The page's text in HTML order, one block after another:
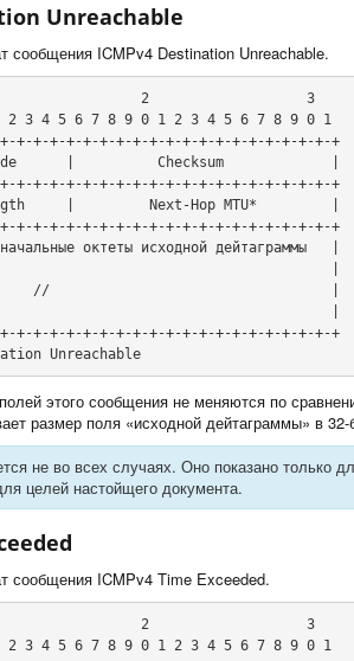
Unreachable
сообщения ICMPv4 Destination Unreachable.
+-+-+-+-+-+-+-+-+-+-+-+-+-+-+-+-+-+-+-+
|          Checksum             |
+-+-+-+-+-+-+-+-+-+-+-+-+-+-+-+-+-+-+-+
|         Next-Hop MTU*         |
+-+-+-+-+-+-+-+-+-+-+-+-+-+-+-+-+-+-+-+
октеты исходной дейтаграммы   |
//                                  |
+-+-+-+-+-+-+-+-+-+-+-+-+-+-+-+-+-+-+-+
Unreachable
этого сообщения не меняются по
размер поля «исходной дейтаграммы» в
не во всех случаях. Оно показано только
целей настойщего документа.
сообщения ICMPv4 Time Exceeded.